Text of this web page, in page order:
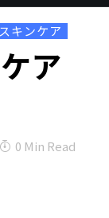
スキンケア
ア
0 Min Read